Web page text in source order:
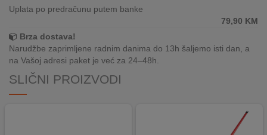
IZ
INOSTRANSTVA
OZNAKE
Uplata po predračunu putem banke
79,90 KM
Brza dostava!
Narudžbe zaprimljene radnim danima do 13h šaljemo isti dan, a
na Vašoj adresi paket je već za 24–48h.
SLIČNI PROIZVODI